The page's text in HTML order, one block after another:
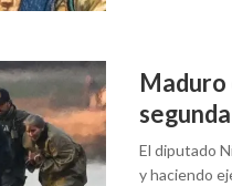
Maduro
El diputado
y haciendo